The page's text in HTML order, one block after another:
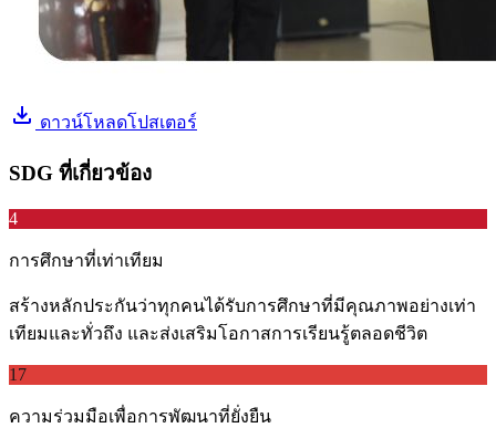
download ดาวน์โหลดโปสเตอร์
SDG ที่เกี่ยวข้อง
4
การศึกษาที่เท่าเทียม
สร้างหลักประกันว่าทุกคนได้รับการศึกษาที่มีคุณภาพอย่างเท่า
เทียมและทั่วถึง และส่งเสริมโอกาสการเรียนรู้ตลอดชีวิต
17
ความร่วมมือเพื่อการพัฒนาที่ยั่งยืน